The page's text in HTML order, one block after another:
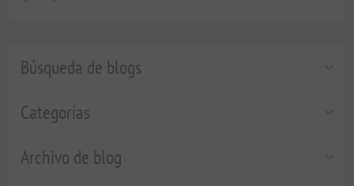
Búsqueda de blogs
Categorías
Archivo de blog